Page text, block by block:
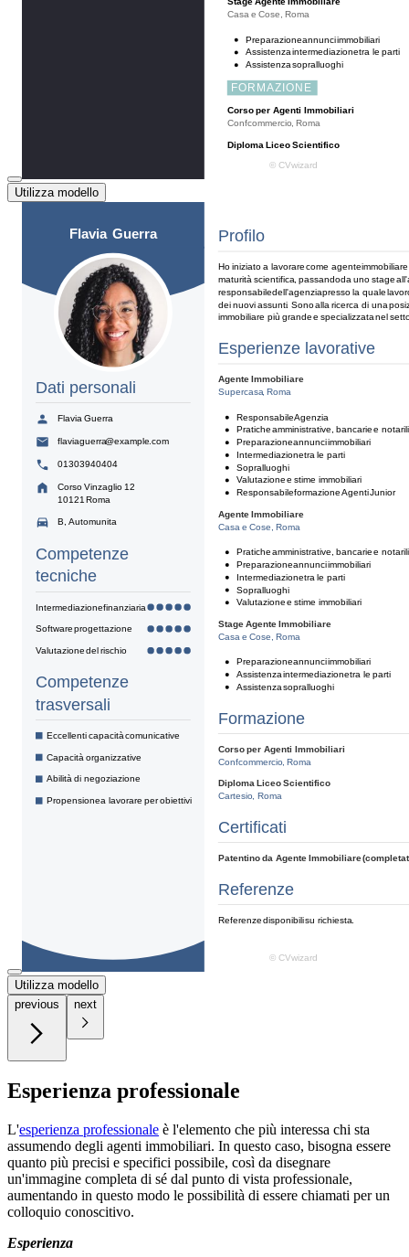
Utilizza modello
Utilizza modello
previous
next
Esperienza professionale
L'esperienza professionale è l'elemento che più interessa chi sta
assumendo degli agenti immobiliari. In questo caso, bisogna essere
quanto più precisi e specifici possibile, così da disegnare
un'immagine completa di sé dal punto di vista professionale,
aumentando in questo modo le possibilità di essere chiamati per un
colloquio conoscitivo.
Esperienza